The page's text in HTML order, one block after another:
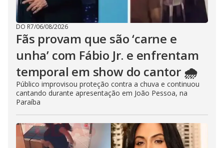
DO R7/06/08/2026
Fãs provam que são ‘carne e
unha’ com Fábio Jr. e enfrentam
temporal em show do cantor 🌧️
Público improvisou proteção contra a chuva e continuou
cantando durante apresentação em João Pessoa, na
Paraíba